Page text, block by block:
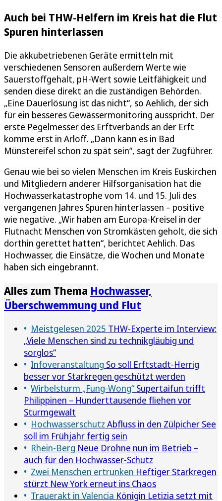
Auch bei THW-Helfern im Kreis hat die Flut
Spuren hinterlassen
Die akkubetriebenen Geräte ermitteln mit
verschiedenen Sensoren außerdem Werte wie
Sauerstoffgehalt, pH-Wert sowie Leitfähigkeit und
senden diese direkt an die zuständigen Behörden.
„Eine Dauerlösung ist das nicht“, so Aehlich, der sich
für ein besseres Gewässermonitoring ausspricht. Der
erste Pegelmesser des Erftverbands an der Erft
komme erst in Arloff. „Dann kann es in Bad
Münstereifel schon zu spät sein“, sagt der Zugführer.
Genau wie bei so vielen Menschen im Kreis Euskirchen
und Mitgliedern anderer Hilfsorganisation hat die
Hochwasserkatastrophe vom 14. und 15. Juli des
vergangenen Jahres Spuren hinterlassen – positive
wie negative. „Wir haben am Europa-Kreisel in der
Flutnacht Menschen von Stromkästen geholt, die sich
dorthin gerettet hatten“, berichtet Aehlich. Das
Hochwasser, die Einsätze, die Wochen und Monate
haben sich eingebrannt.
Alles zum Thema Hochwasser,
Überschwemmung und Flut
Meistgelesen 2025 THW-Experte im Interview:
„Viele Menschen sind zu technikgläubig und
sorglos“
Infoveranstaltung So soll Erftstadt-Herrig
besser vor Starkregen geschützt werden
Wirbelsturm „Fung-Wong“ Supertaifun trifft
Philippinen – Hunderttausende fliehen vor
Sturmgewalt
Hochwasserschutz Abfluss in den Zülpicher See
soll im Frühjahr fertig sein
Rhein-Berg Neue Drohne nun im Betrieb –
auch für den Hochwasser-Schutz
Zwei Menschen ertrunken Heftiger Starkregen
stürzt New York erneut ins Chaos
Trauerakt in Valencia Königin Letizia setzt mit